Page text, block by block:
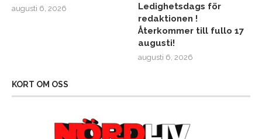
augusti 6, 2026
Ledighetsdags för
redaktionen !
Återkommer till fullo 17
augusti!
augusti 6, 2026
KORT OM OSS